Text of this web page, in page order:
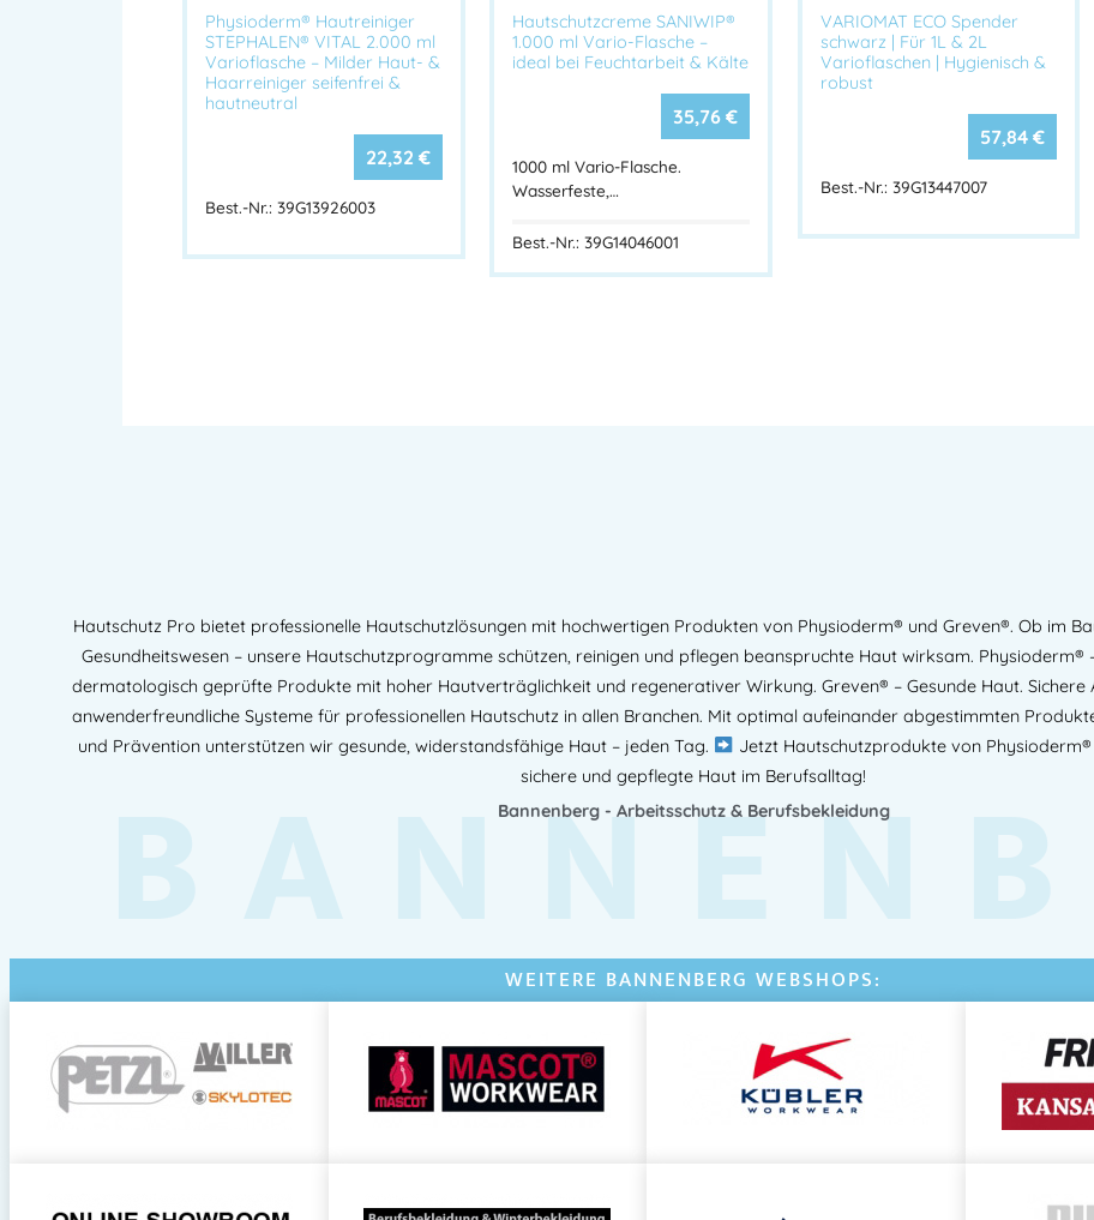
Stabile & langlebige
Präzise Dosierung
durch
Hygienische Bedienung
–
Ideal kombinierbar mit
Werkstätten,
EUROMAT 2500 Metallspender –
Robuste Ausführung, hygienische
für Industrie & Werkstatt.
Euromat 2500, Metallspender
Greven Spender, Physioderm
Industriereinigung
Herstellerinformationen
Adresse:
Procter & Gamble Str. 26
Physioderm® Hautreiniger
STEPHALEN® VITAL 2.000 ml
Varioflasche – Milder Haut- &
Haarreiniger seifenfrei &
hautneutral
22,32 €
Best.-Nr.: 39G13926003
Hautschutzcreme SANIWIP®
1.000 ml Vario-Flasche –
ideal bei Feuchtarbeit & Kälte
35,76 €
1000 ml Vario-Flasche.
Wasserfeste,…
Best.-Nr.: 39G14046001
VARIOMAT ECO Spender
schwarz | Für 1L & 2L
Varioflaschen | Hygienisch &
robust
57,84€
Best.-Nr.: 39G13447007
Hautschutz Pro bietet professionelle Hautschutzlösungen mit hochwertigen Produkten von Physioderm® und Greven®. Ob im
Gesundheitswesen – unsere Hautschutzprogramme schützen, reinigen und pflegen beanspruchte Haut wirksam. Physioderm®
dermatologisch geprüfte Produkte mit hoher Hautverträglichkeit und regenerativer Wirkung. Greven® – Gesunde Haut. Sichere
anwenderfreundliche Systeme für professionellen Hautschutz in allen Branchen. Mit optimal aufeinander abgestimmten
und Prävention unterstützen wir gesunde, widerstandsfähige Haut – jeden Tag.
Jetzt Hautschutzprodukte von
sichere und gepflegte Haut im Berufsalltag!
Bannenberg - Arbeitsschutz & Berufsbekleidung
WEITERE BANNENBERG WEBSHOPS: